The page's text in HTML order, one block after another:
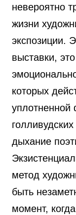
невероятно
жизни
экспозиции.
выставки,
которых
уплотненной
дыхание
метод
быть
момент,